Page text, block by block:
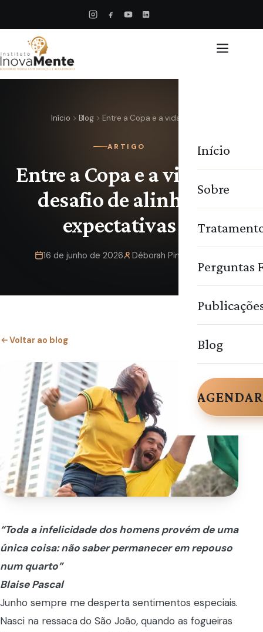
Início
Sobre
Perguntas
Blog
Início Blog Entre a Copa e a vida:…
ARTIGO
Entre a Copa e a vida: o
desafio de alinhar
expectativas
16 de junho de 2026 Déborah Pimentel
Voltar ao blog
“Toda a infelicidade dos homens provém de uma
única coisa: não saber permanecer em repouso
num quarto”
Blaise Pascal
Junho sempre me desperta sentimentos especiais.
Nasci na ressaca do São João, quando as fogueiras